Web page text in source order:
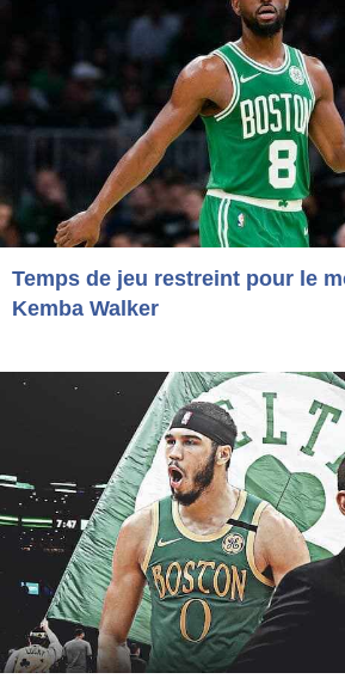
Temps de jeu restreint pour le
Kemba Walker